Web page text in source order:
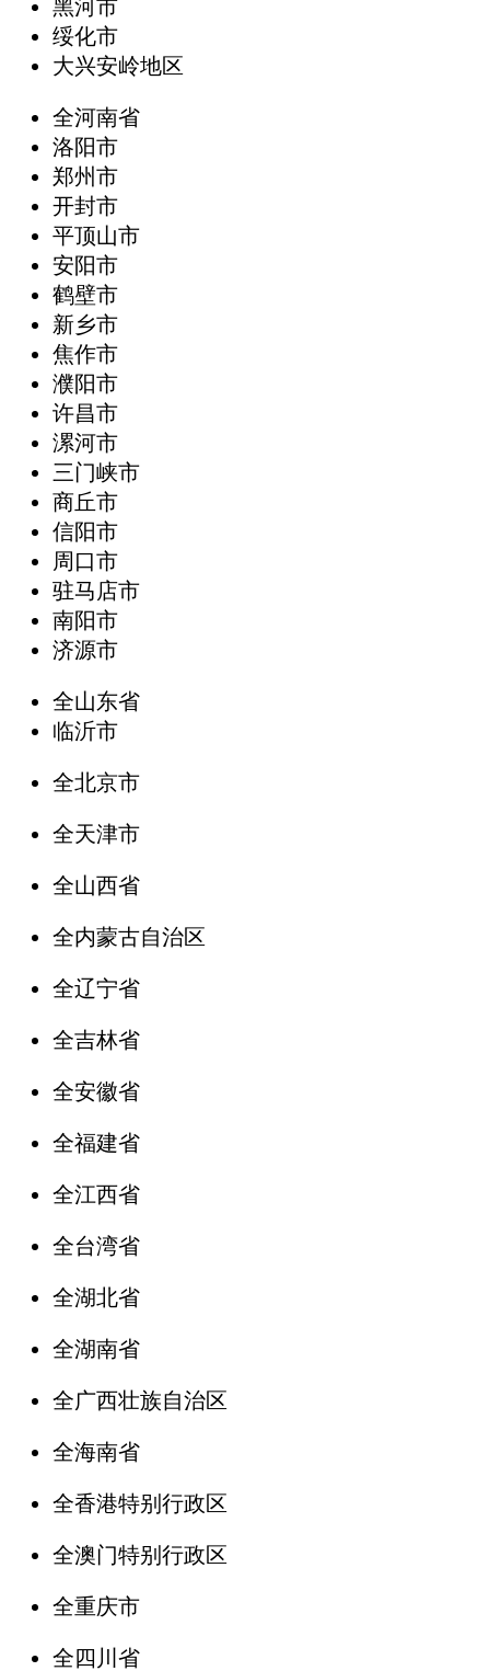
黑河市
绥化市
大兴安岭地区
全河南省
洛阳市
郑州市
开封市
平顶山市
安阳市
鹤壁市
新乡市
焦作市
濮阳市
许昌市
漯河市
三门峡市
商丘市
信阳市
周口市
驻马店市
南阳市
济源市
全山东省
临沂市
全北京市
全天津市
全山西省
全内蒙古自治区
全辽宁省
全吉林省
全安徽省
全福建省
全江西省
全台湾省
全湖北省
全湖南省
全广西壮族自治区
全海南省
全香港特别行政区
全澳门特别行政区
全重庆市
全四川省